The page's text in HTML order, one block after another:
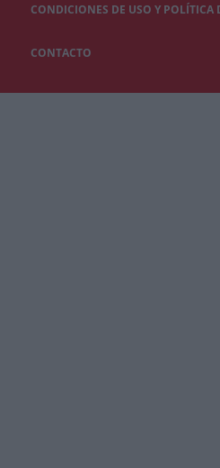
CONDICIONES DE USO Y POLÍTICA
CONTACTO